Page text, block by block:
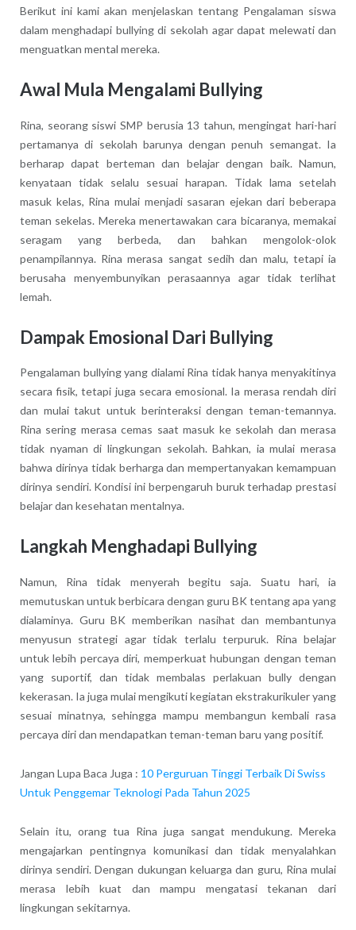
Berikut ini kami akan menjelaskan tentang Pengalaman siswa
dalam menghadapi bullying di sekolah agar dapat melewati dan
menguatkan mental mereka.
Awal Mula Mengalami Bullying
Rina, seorang siswi SMP berusia 13 tahun, mengingat hari-hari
pertamanya di sekolah barunya dengan penuh semangat. Ia
berharap dapat berteman dan belajar dengan baik. Namun,
kenyataan tidak selalu sesuai harapan. Tidak lama setelah
masuk kelas, Rina mulai menjadi sasaran ejekan dari beberapa
teman sekelas. Mereka menertawakan cara bicaranya, memakai
seragam yang berbeda, dan bahkan mengolok-olok
penampilannya. Rina merasa sangat sedih dan malu, tetapi ia
berusaha menyembunyikan perasaannya agar tidak terlihat
lemah.
Dampak Emosional Dari Bullying
Pengalaman bullying yang dialami Rina tidak hanya menyakitinya
secara fisik, tetapi juga secara emosional. Ia merasa rendah diri
dan mulai takut untuk berinteraksi dengan teman-temannya.
Rina sering merasa cemas saat masuk ke sekolah dan merasa
tidak nyaman di lingkungan sekolah. Bahkan, ia mulai merasa
bahwa dirinya tidak berharga dan mempertanyakan kemampuan
dirinya sendiri. Kondisi ini berpengaruh buruk terhadap prestasi
belajar dan kesehatan mentalnya.
Langkah Menghadapi Bullying
Namun, Rina tidak menyerah begitu saja. Suatu hari, ia
memutuskan untuk berbicara dengan guru BK tentang apa yang
dialaminya. Guru BK memberikan nasihat dan membantunya
menyusun strategi agar tidak terlalu terpuruk. Rina belajar
untuk lebih percaya diri, memperkuat hubungan dengan teman
yang suportif, dan tidak membalas perlakuan bully dengan
kekerasan. Ia juga mulai mengikuti kegiatan ekstrakurikuler yang
sesuai minatnya, sehingga mampu membangun kembali rasa
percaya diri dan mendapatkan teman-teman baru yang positif.
Jangan Lupa Baca Juga : 10 Perguruan Tinggi Terbaik Di Swiss
Untuk Penggemar Teknologi Pada Tahun 2025
Selain itu, orang tua Rina juga sangat mendukung. Mereka
mengajarkan pentingnya komunikasi dan tidak menyalahkan
dirinya sendiri. Dengan dukungan keluarga dan guru, Rina mulai
merasa lebih kuat dan mampu mengatasi tekanan dari
lingkungan sekitarnya.